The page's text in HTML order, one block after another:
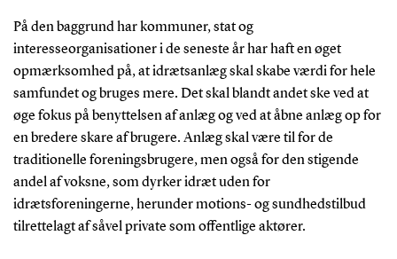
På den baggrund har kommuner, stat og
interesseorganisationer i de seneste år har haft en øget
opmærksomhed på, at idrætsanlæg skal skabe værdi for hele
samfundet og bruges mere. Det skal blandt andet ske ved at
øge fokus på benyttelsen af anlæg og ved at åbne anlæg op for
en bredere skare af brugere. Anlæg skal være til for de
traditionelle foreningsbrugere, men også for den stigende
andel af voksne, som dyrker idræt uden for
idrætsforeningerne, herunder motions- og sundhedstilbud
tilrettelagt af såvel private som offentlige aktører.